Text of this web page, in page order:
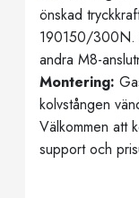
önskad
190150/300N.
andra M8-
Montering:
kolvstången
Välkommen att
support och